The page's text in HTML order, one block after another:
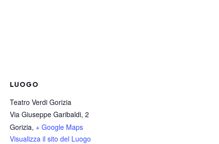
LUOGO
Teatro Verdi Gorizia
Via Giuseppe Garibaldi, 2
Gorizia, + Google Maps
Visualizza il sito del Luogo